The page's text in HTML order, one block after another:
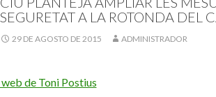
SEGURETAT A LA ROTONDA DEL
29 DE AGOSTO DE 2015 ADMINISTRADOR
de Toni Postius